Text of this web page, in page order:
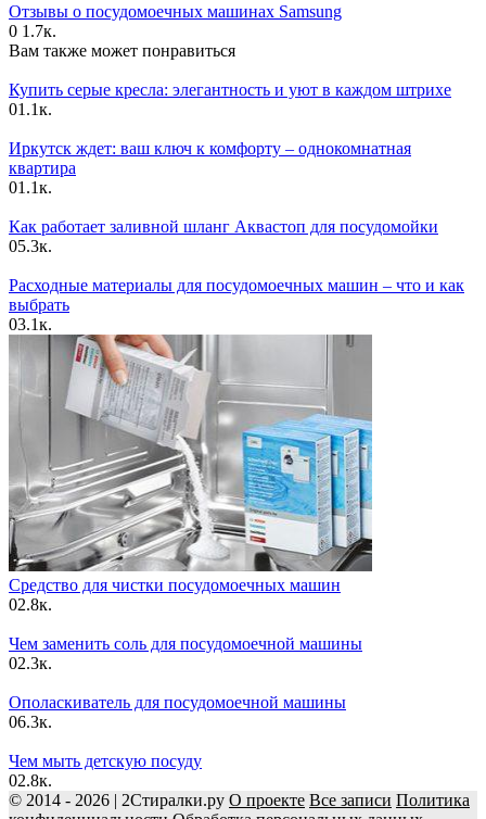
Отзывы о посудомоечных машинах Samsung
0 1.7к.
Вам также может понравиться
Купить серые кресла: элегантность и уют в каждом штрихе
01.1к.
Иркутск ждет: ваш ключ к комфорту – однокомнатная
квартира
01.1к.
Как работает заливной шланг Аквастоп для посудомойки
05.3к.
Расходные материалы для посудомоечных машин – что и как
выбрать
03.1к.
Средство для чистки посудомоечных машин
02.8к.
Чем заменить соль для посудомоечной машины
02.3к.
Ополаскиватель для посудомоечной машины
06.3к.
Чем мыть детскую посуду
02.8к.
© 2014 - 2026 | 2Стиралки.ру О проекте Все записи Политика